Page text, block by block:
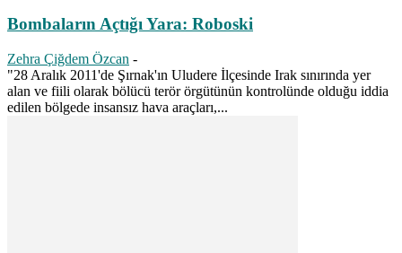
Bombaların Açtığı Yara: Roboski
Zehra Çiğdem Özcan -
"28 Aralık 2011'de Şırnak'ın Uludere İlçesinde Irak sınırında yer
alan ve fiili olarak bölücü terör örgütünün kontrolünde olduğu iddia
edilen bölgede insansız hava araçları,...